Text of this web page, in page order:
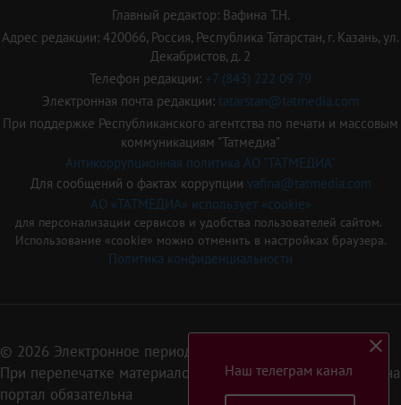
Главный редактор: Вафина Т.Н.
Адрес редакции: 420066, Россия, Республика Татарстан, г. Казань, ул.
Декабристов, д. 2
Телефон редакции: +7 (843) 222 09 79
Электронная почта редакции: tatarstan@tatmedia.com
При поддержке Республиканского агентства по печати и массовым
коммуникациям "Татмедиа"
Антикоррупционная политика АО "ТАТМЕДИА"
Для сообщений о фактах коррупции vafina@tatmedia.com
АО «ТАТМЕДИА» использует «cookie»
для персонализации сервисов и удобства пользователей сайтом.
Использование «cookie» можно отменить в настройках браузера.
Политика конфиденциальности
© 2026 Электронное периодическое издание «Татарстан»
При перепечатке материалов или их фрагментов ссылка на
портал обязательна
Наш телеграм канал